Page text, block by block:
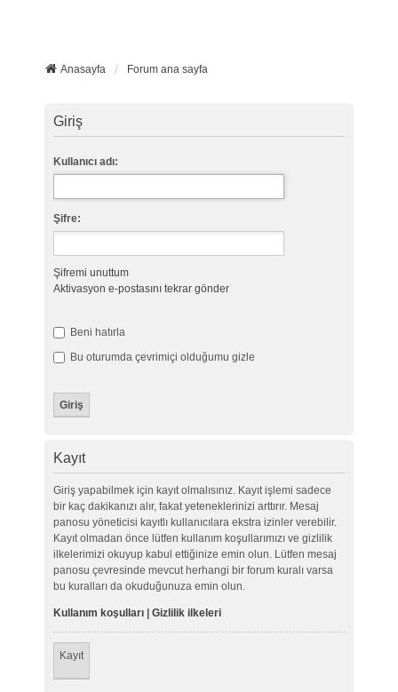
Anasayfa Forum ana sayfa
Giriş
Kullanıcı adı:
Şifre:
Şifremi unuttum
Aktivasyon e-postasını tekrar gönder
Beni hatırla
Bu oturumda çevrimiçi olduğumu gizle
Kayıt
Giriş yapabilmek için kayıt olmalısınız. Kayıt işlemi sadece
bir kaç dakikanızı alır, fakat yeteneklerinizi arttırır. Mesaj
panosu yöneticisi kayıtlı kullanıcılara ekstra izinler verebilir.
Kayıt olmadan önce lütfen kullanım koşullarımızı ve gizlilik
ilkelerimizi okuyup kabul ettiğinize emin olun. Lütfen mesaj
panosu çevresinde mevcut herhangi bir forum kuralı varsa
bu kuralları da okuduğunuza emin olun.
Kullanım koşulları| Gizlilik ilkeleri
Kayıt